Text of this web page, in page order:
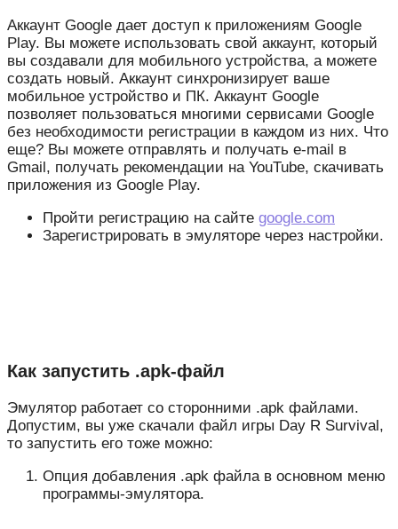
Аккаунт Google дает доступ к приложениям Google
Play. Вы можете использовать свой аккаунт, который
вы создавали для мобильного устройства, а можете
создать новый. Аккаунт синхронизирует ваше
мобильное устройство и ПК. Аккаунт Google
позволяет пользоваться многими сервисами Google
без необходимости регистрации в каждом из них. Что
еще? Вы можете отправлять и получать e-mail в
Gmail, получать рекомендации на YouTube, скачивать
приложения из Google Play.
Пройти регистрацию на сайте google.com
Зарегистрировать в эмуляторе через настройки.
Как запустить .apk-файл
Эмулятор работает со сторонними .apk файлами.
Допустим, вы уже скачали файл игры Day R Survival,
то запустить его тоже можно:
Опция добавления .apk файла в основном меню
программы-эмулятора.